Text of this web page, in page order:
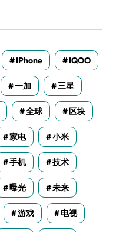
IPhone IQOO
一加 三星
全球 区块
家电 小米
手机 技术
曝光 未来
游戏 电视